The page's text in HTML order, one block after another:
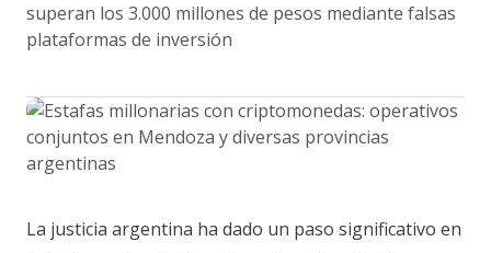
superan los 3.000 millones de pesos mediante falsas
plataformas de inversión
La justicia argentina ha dado un paso significativo en